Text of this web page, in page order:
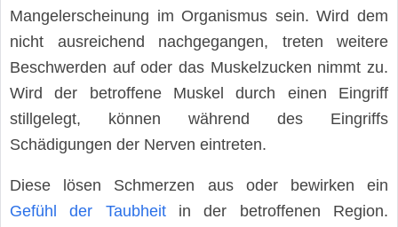
Mangelerscheinung im Organismus sein. Wird dem
nicht ausreichend nachgegangen, treten weitere
Beschwerden auf oder das Muskelzucken nimmt zu.
Wird der betroffene Muskel durch einen Eingriff
stillgelegt, können während des Eingriffs
Schädigungen der Nerven eintreten.
Diese lösen Schmerzen aus oder bewirken ein
Gefühl der Taubheitin der betroffenen Region.